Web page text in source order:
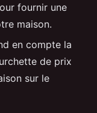
fournir une
maison.
en compte la
de prix
sur le